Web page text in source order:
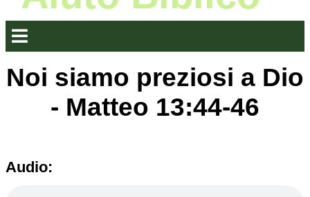
Noi siamo preziosi a Dio
- Matteo 13:44-46
Audio: